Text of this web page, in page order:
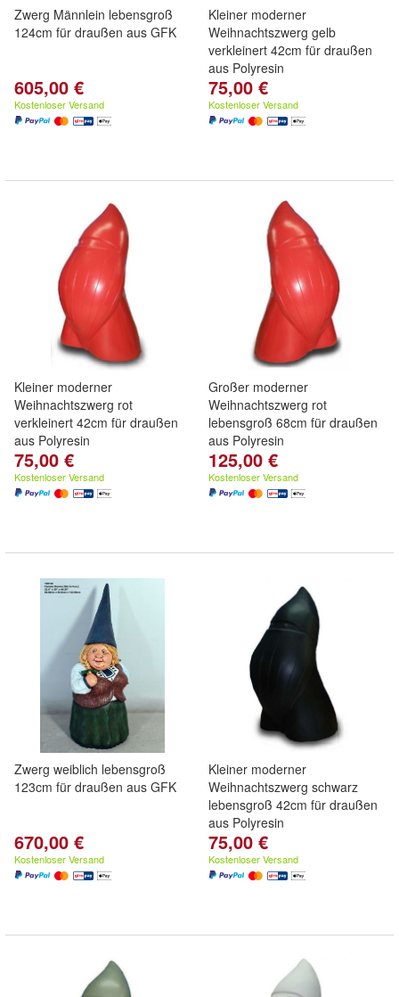
Zwerg Männlein lebensgroß
124cm für draußen aus GFK
605,00 €
Kostenloser Versand
Kleiner moderner
Weihnachtszwerg gelb
verkleinert 42cm für draußen
aus Polyresin
75,00 €
Kostenloser Versand
Kleiner moderner
Weihnachtszwerg rot
verkleinert 42cm für draußen
aus Polyresin
75,00 €
Kostenloser Versand
Großer moderner
Weihnachtszwerg rot
lebensgroß 68cm für draußen
aus Polyresin
125,00 €
Kostenloser Versand
Zwerg weiblich lebensgroß
123cm für draußen aus GFK
670,00 €
Kostenloser Versand
Kleiner moderner
Weihnachtszwerg schwarz
lebensgroß 42cm für draußen
aus Polyresin
75,00 €
Kostenloser Versand